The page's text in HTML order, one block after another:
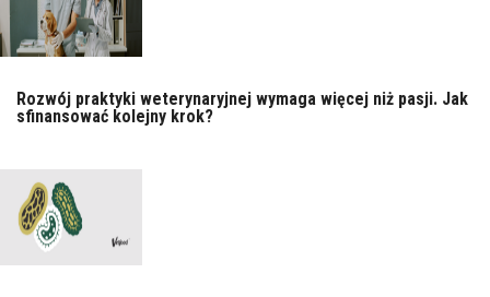
Rozwój praktyki weterynaryjnej wymaga więcej niż pasji. Jak
sfinansować kolejny krok?